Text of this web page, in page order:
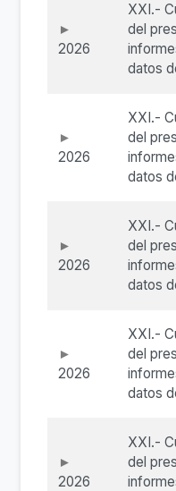
2026
XXI.-
del
datos
2026
XXI.-
del
datos
2026
XXI.-
del
datos
2026
XXI.-
del
datos
2026
XXI.-
del